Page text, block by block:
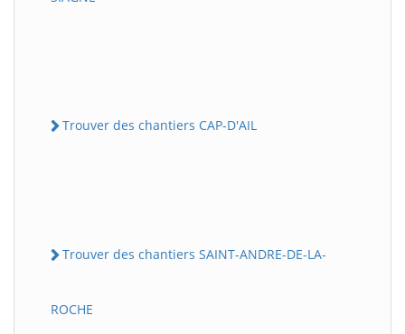
Trouver des chantiers CAP-D'AIL
Trouver des chantiers SAINT-ANDRE-DE-LA-
ROCHE